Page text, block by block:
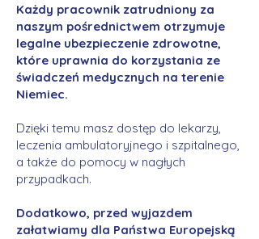
Każdy pracownik zatrudniony za
naszym pośrednictwem otrzymuje
legalne ubezpieczenie zdrowotne,
które uprawnia do korzystania ze
świadczeń medycznych na terenie
Niemiec.
Dzięki temu masz dostęp do lekarzy,
leczenia ambulatoryjnego i szpitalnego,
a także do pomocy w nagłych
przypadkach.
Dodatkowo, przed wyjazdem
załatwiamy dla Państwa Europejską